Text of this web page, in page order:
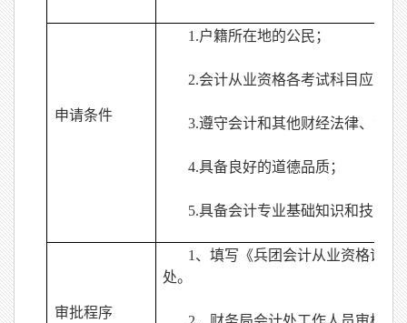
申请条件
1.户籍所在地的公民；
2.会计从业资格各考试科目应当一
3.遵守会计和其他财经法律、法规
4.具备良好的道德品质；
5.具备会计专业基础知识和技能。
审批程序
1 、填写《兵团会计从业资格证书
处。